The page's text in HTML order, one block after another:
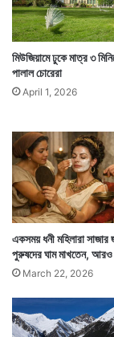
ঘড়িটি নকল
অন্যদিকে যে ২
হয়, তিনি
হল তা নেহাতই
মিউজিয়ামে ঢুকে মাত্র ৩
পালাল চোরেরা
April 1, 2026
একসময় ধনী মহিলারা সাজার
পুরুষদের ঘাম মাখতেন, আরও
March 22, 2026